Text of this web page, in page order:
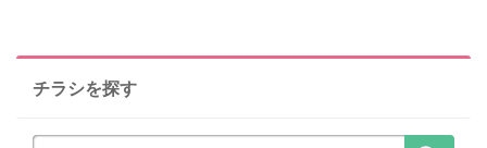
チラシを探す